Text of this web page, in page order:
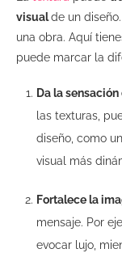
visualde un
una obra. Aquí
puede marcar la
Da la
las texturas,
diseño, como
visual más
Fortalece la
mensaje. Por
evocar lujo,